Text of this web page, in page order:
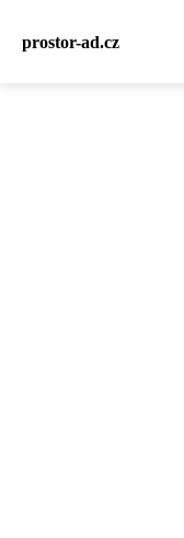
prostor-ad.cz